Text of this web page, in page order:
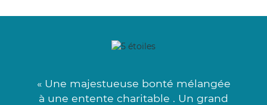
« Une majestueuse bonté mélangée
à une entente charitable . Un grand